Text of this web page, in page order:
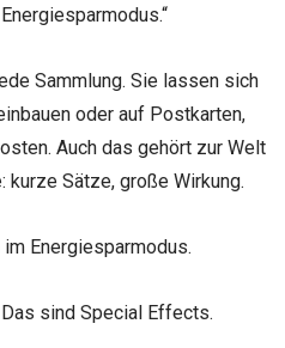
Sammlung. Sie lassen sich
oder auf Postkarten,
Auch das gehört zur Welt
Sätze, große Wirkung.
Energiesparmodus.
sind Special Effects.